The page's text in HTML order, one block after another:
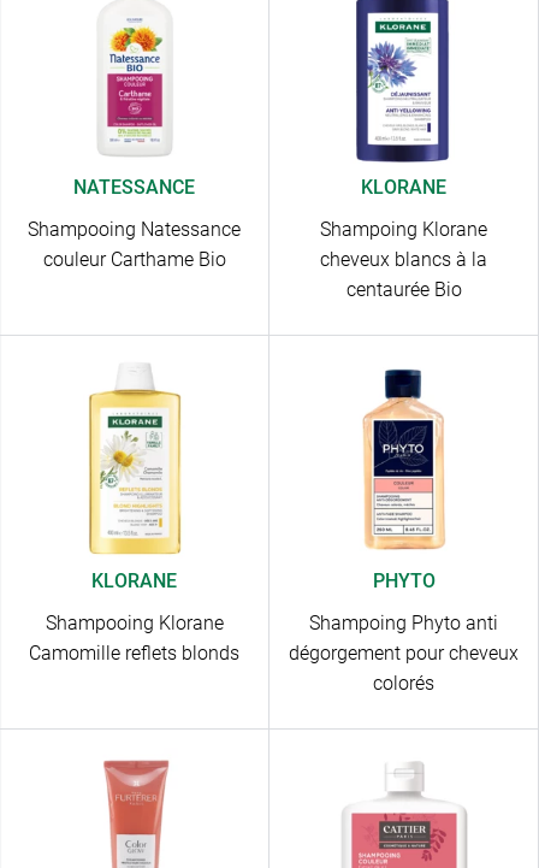
NATESSANCE
Shampooing Natessance
couleur Carthame Bio
KLORANE
Shampoing Klorane
cheveux blancs à la
centaurée Bio
KLORANE
Shampooing Klorane
Camomille reflets blonds
PHYTO
Shampoing Phyto anti
dégorgement pour cheveux
colorés